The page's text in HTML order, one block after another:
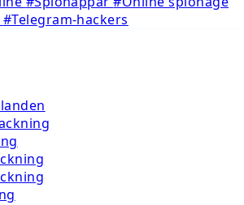
#Telegram-hackers